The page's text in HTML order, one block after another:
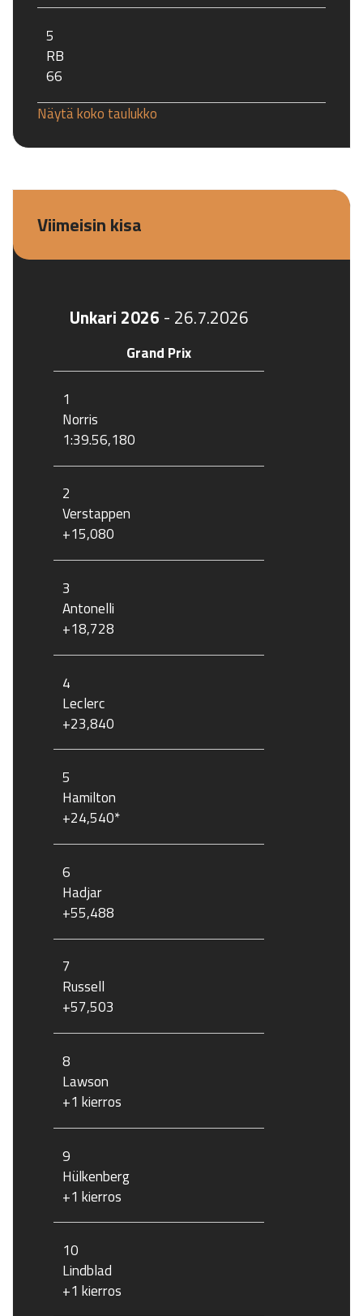
5
RB
66
Näytä koko taulukko
Viimeisin kisa
Unkari 2026 - 26.7.2026
Grand Prix
1
Norris
1:39.56,180
2
Verstappen
+15,080
3
Antonelli
+18,728
4
Leclerc
+23,840
5
Hamilton
+24,540*
6
Hadjar
+55,488
7
Russell
+57,503
8
Lawson
+1 kierros
9
Hülkenberg
+1 kierros
10
Lindblad
+1 kierros